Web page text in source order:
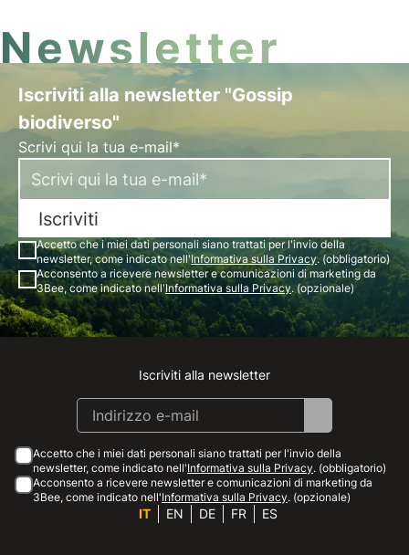
Newsletter
Iscriviti alla newsletter "Gossip
biodiverso"
Scrivi qui la tua e-mail*
Iscriviti
Accetto che i miei dati personali siano trattati per l'invio della
newsletter, come indicato nell'Informativa sulla Privacy. (obbligatorio)
Acconsento a ricevere newsletter e comunicazioni di marketing da
3Bee, come indicato nell'Informativa sulla Privacy. (opzionale)
Instagram
Facebook
Linkedin
Youtube
Iscriviti alla newsletter
Accetto che i miei dati personali siano trattati per l'invio della
newsletter, come indicato nell'Informativa sulla Privacy. (obbligatorio)
Acconsento a ricevere newsletter e comunicazioni di marketing da
3Bee, come indicato nell'Informativa sulla Privacy. (opzionale)
IT EN DE FR ES